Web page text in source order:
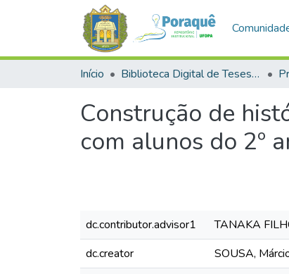
Início Biblioteca Digital de Teses e Dissertações (BDTD)
Construção de
com alunos do 2º
dc.contributor.advisor1
TANAKA
dc.creator
SOUSA,